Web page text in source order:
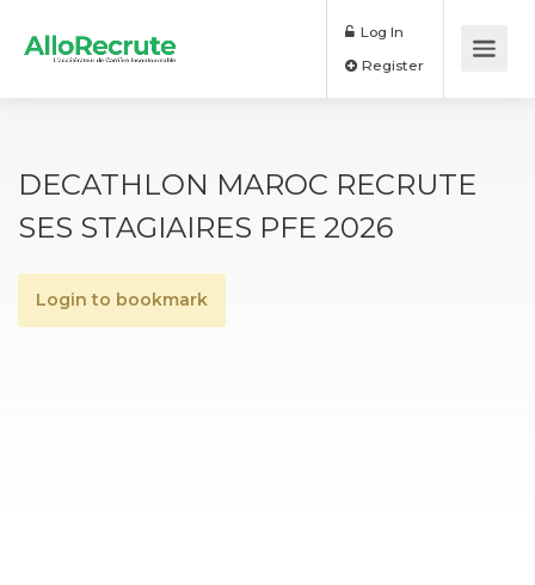
Log In
DECATHLON MAROC RECRUTE
SES STAGIAIRES PFE 2026
Login to bookmark